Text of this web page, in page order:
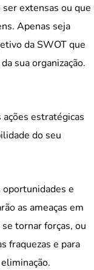
extensas ou que
Apenas seja
da SWOT que
sua organização.
ações estratégicas
do seu
oportunidades e
as ameaças em
tornar forças, ou
fraquezas e para